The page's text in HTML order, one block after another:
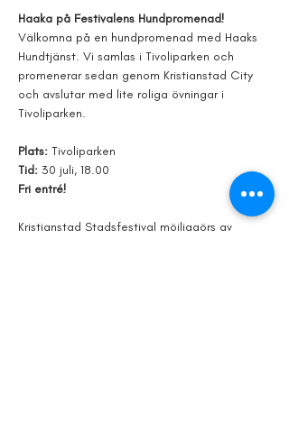
Haaka på Festivalens Hundpromenad!
Välkomna på en hundpromenad med Haaks
Hundtjänst. Vi samlas i Tivoliparken och
promenerar sedan genom Kristianstad City
och avslutar med lite roliga övningar i
Tivoliparken.
Plats: Tivoliparken
Tid: 30 juli, 18.00
Fri entré!
Kristianstad Stadsfestival möjliggörs av